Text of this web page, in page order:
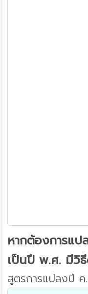
หากต้องการแ
เป็นปี พ.ศ. มีวิ
สูตรการแปลงปี